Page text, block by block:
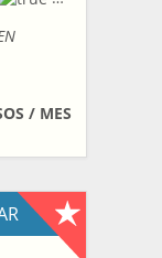
/ MES